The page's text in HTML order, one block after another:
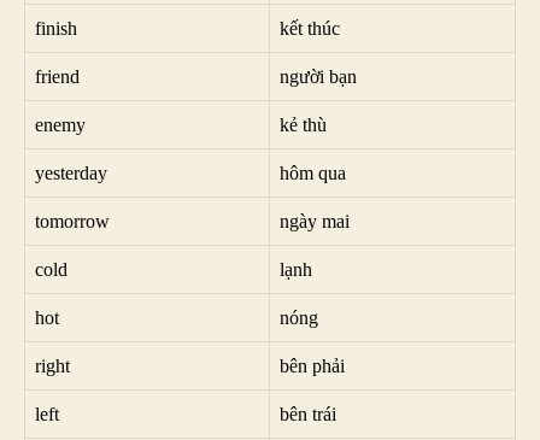
finish kết thúc
friend người bạn
enemy kẻ thù
yesterday hôm qua
tomorrow ngày mai
cold lạnh
hot nóng
right bên phải
left bên trái